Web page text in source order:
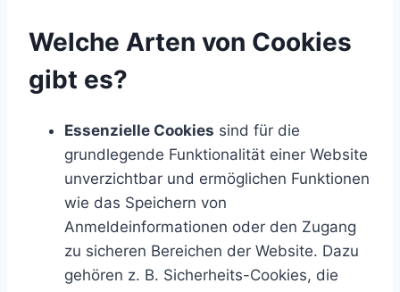
Welche Arten von Cookies
gibt es?
Essenzielle Cookies sind für die
grundlegende Funktionalität einer Website
unverzichtbar und ermöglichen Funktionen
wie das Speichern von
Anmeldeinformationen oder den Zugang
zu sicheren Bereichen der Website. Dazu
gehören z. B. Sicherheits-Cookies, die